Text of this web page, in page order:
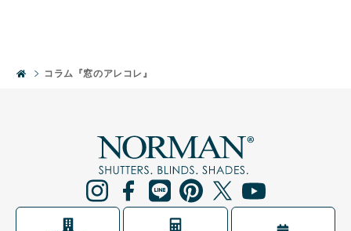
コラム『窓のアレコレ』